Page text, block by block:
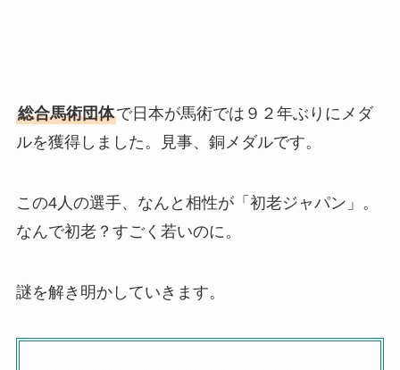
総合馬術団体で日本が馬術では９２年ぶりにメダ
ルを獲得しました。見事、銅メダルです。
この4人の選手、なんと相性が「初老ジャパン」。
なんで初老？すごく若いのに。
謎を解き明かしていきます。